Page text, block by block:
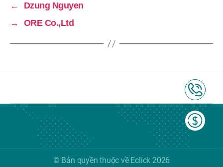
←
Dzung Nguyen
→
ORE Co.,Ltd
© Bản quyền thuộc về Eclick 2026